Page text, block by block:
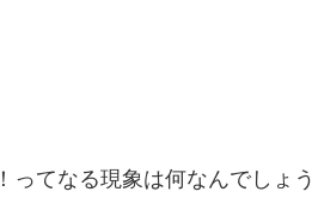
ってなる現象は何なんでしょう